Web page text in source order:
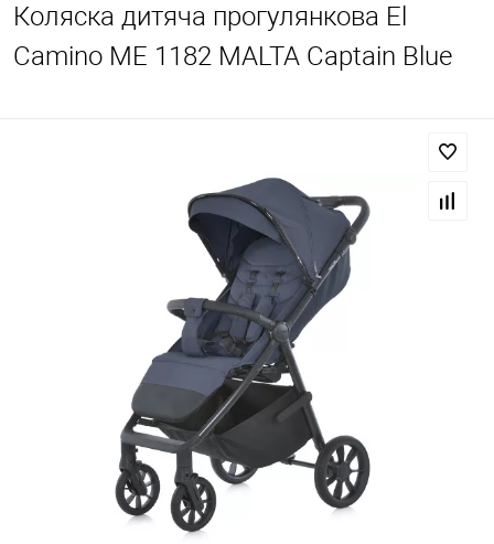
Коляска дитяча прогулянкова El
Camino ME 1182 MALTA Captain Blue